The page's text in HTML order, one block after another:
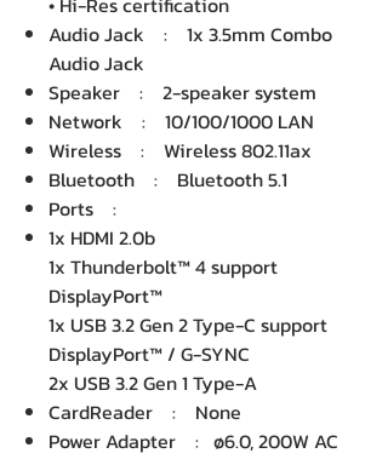
Audio Jack : 1x 3.5mm Combo
Audio Jack
Speaker : 2-speaker system
Network : 10/100/1000 LAN
Wireless : Wireless 802.11ax
Bluetooth : Bluetooth 5.1
Ports :
1x HDMI 2.0b
1x Thunderbolt™ 4 support
DisplayPort™
1x USB 3.2 Gen 2 Type-C support
DisplayPort™ / G-SYNC
2x USB 3.2 Gen 1 Type-A
CardReader : None
Power Adapter : ø6.0, 200W AC